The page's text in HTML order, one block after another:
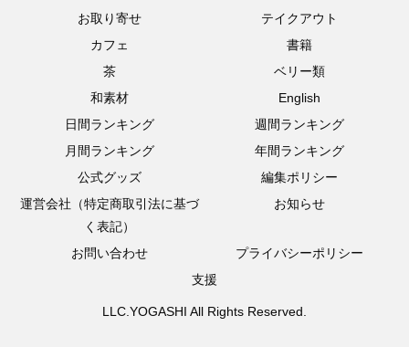
お取り寄せ
テイクアウト
カフェ
書籍
茶
ベリー類
和素材
English
日間ランキング
週間ランキング
月間ランキング
年間ランキング
公式グッズ
編集ポリシー
運営会社（特定商取引法に基づ
く表記）
お知らせ
お問い合わせ
プライバシーポリシー
支援
LLC.YOGASHI All Rights Reserved.